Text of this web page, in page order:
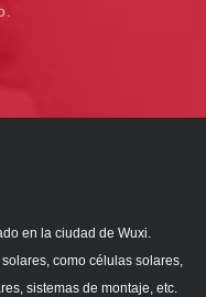
en la ciudad de Wuxi.
como células solares,
sistemas de montaje, etc.